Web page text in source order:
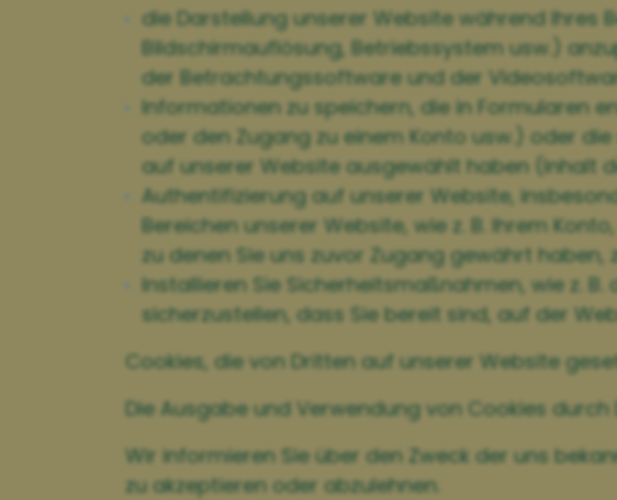
die Darstellung unserer Website während Ihres
Bildschirmauflösung, Betriebssystem usw.)
der Betrachtungssoftware und der
Informationen zu speichern, die in Formularen
oder den Zugang zu einem Konto usw.) oder
auf unserer Website ausgewählt haben (Inhalt
Authentifizierung auf unserer Website,
Bereichen unserer Website, wie z. B. Ihrem
zu denen Sie uns zuvor Zugang gewährt haben,
Installieren Sie Sicherheitsmaßnahmen, wie z.
sicherzustellen, dass Sie bereit sind, auf der
Cookies, die von Dritten auf unserer Website
Die Ausgabe und Verwendung von Cookies
Wir informieren Sie über den Zweck der uns
zu akzeptieren oder abzulehnen.